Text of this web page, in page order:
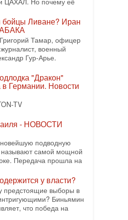
заберет его на этот
не раз кардинально
Израиля. Достаточно
ба-алия», когда
на самом деле
Израиля Биньямина
с Дональдом Трампом
ответов. Полная
Трамп не
взрыв!
СЕРГЕЙ МИГДАЛЬ,
офицер запаса
Израиля, автор
- НОВОСТИ
Трамп заявил о
бойцы Ливане? Иран
Тамар, офицер
военный
Гур-Арье.
"Дракон"
Германии. Новости
TV
- НОВОСТИ
подводную
самой мощной
Передача прошла на
у власти?
предстоящие выборы в
Биньямин
что победа на